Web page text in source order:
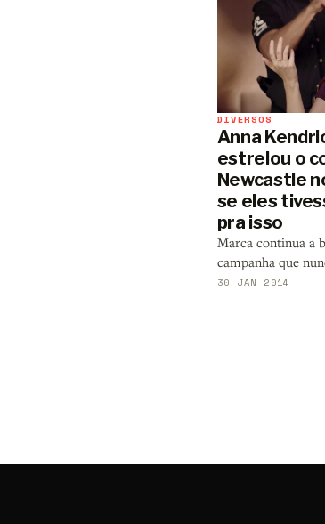
DIVERSOS
Anna
estrelou o
Newcastle
se eles
pra isso
Marca continua a
campanha que
30 JAN 2014